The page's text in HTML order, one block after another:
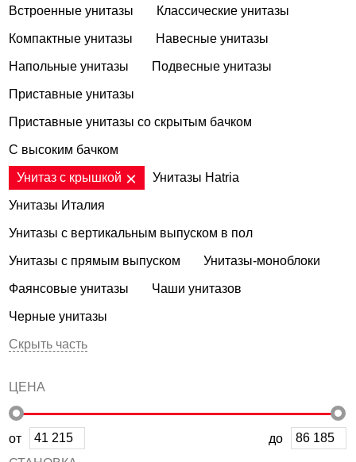
Встроенные унитазы Классические унитазы
Компактные унитазы Навесные унитазы
Напольные унитазы Подвесные унитазы
Приставные унитазы
Приставные унитазы со скрытым бачком
С высоким бачком
Унитаз с крышкой Унитазы Hatria
Унитазы Италия
Унитазы с вертикальным выпуском в пол
Унитазы с прямым выпуском Унитазы-моноблоки
Фаянсовые унитазы Чаши унитазов
Черные унитазы
Скрыть часть
ЦЕНА
от
до